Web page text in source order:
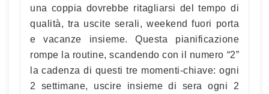
una coppia dovrebbe ritagliarsi del tempo di
qualità, tra uscite serali, weekend fuori porta
e vacanze insieme. Questa pianificazione
rompe la routine, scandendo con il numero “2”
la cadenza di questi tre momenti-chiave: ogni
2 settimane, uscire insieme di sera ogni 2